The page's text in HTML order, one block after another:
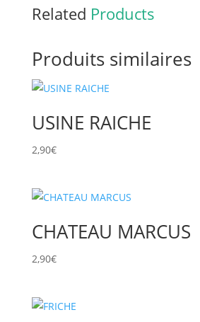
Related Products
Produits similaires
USINE RAICHE
2,90€
CHATEAU MARCUS
2,90€